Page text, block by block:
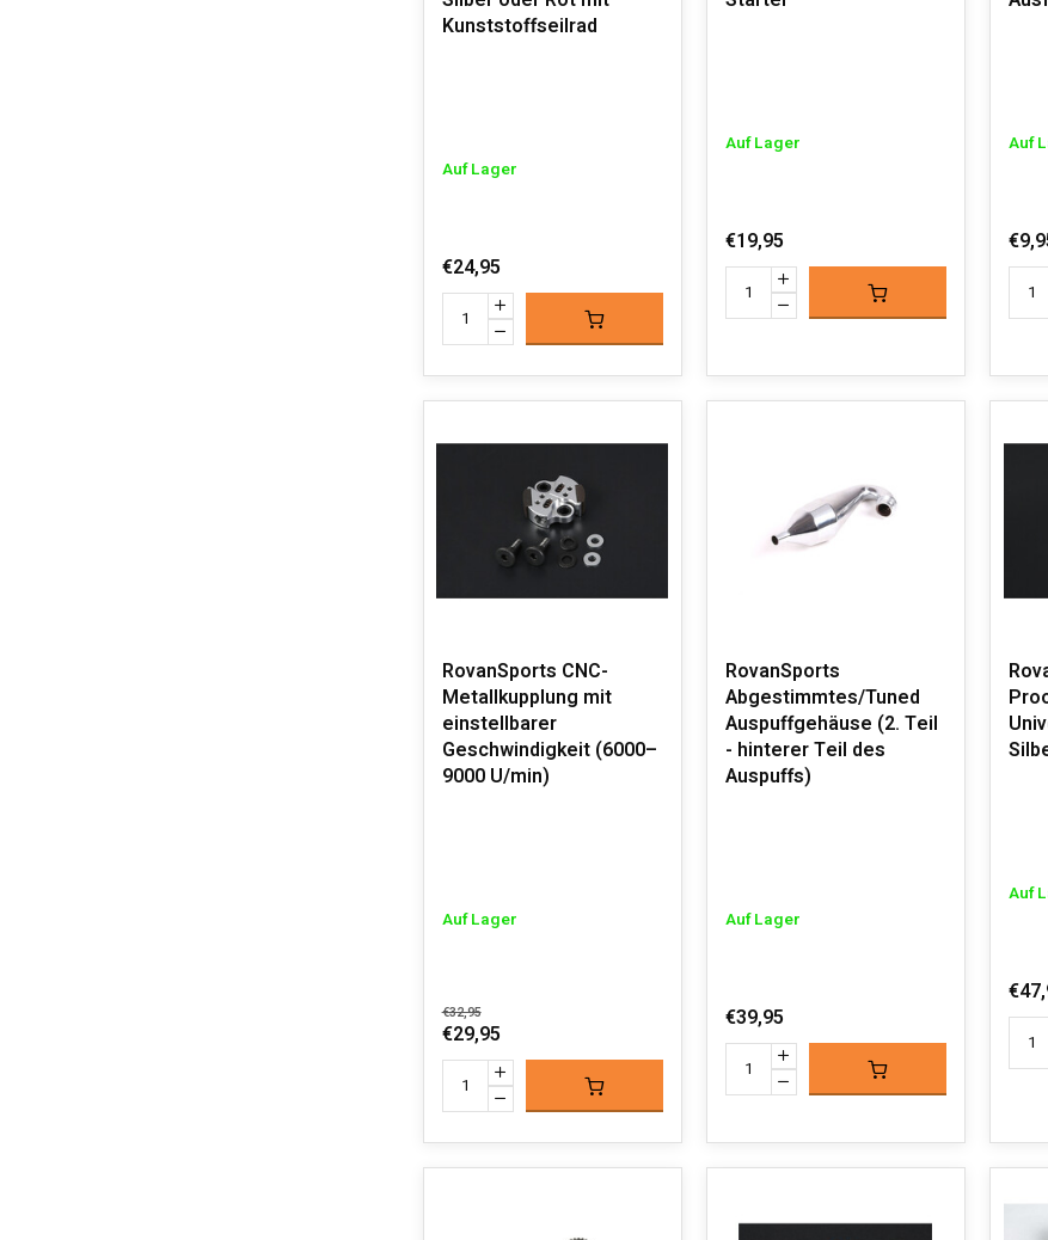
Kunststoffseilrad
Auf Lager
€24,95
Auf Lager
€19,95
Auf
RovanSports CNC-
Metallkupplung mit
einstellbarer
Geschwindigkeit (6000–
9000 U/min)
Auf Lager
€32,95
€29,95
RovanSports
Abgestimmtes/Tuned
Auspuffgehäuse (2. Teil
- hinterer Teil des
Auspuffs)
Auf Lager
€39,95
Auf